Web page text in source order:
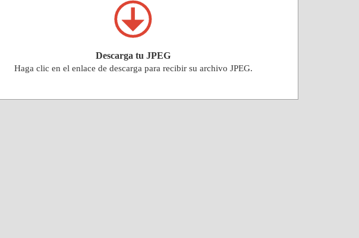
Descarga tu JPEG
Haga clic en el enlace de descarga para recibir su archivo JPEG.